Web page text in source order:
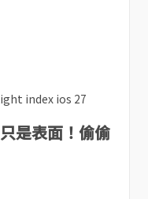
是表面！偷偷